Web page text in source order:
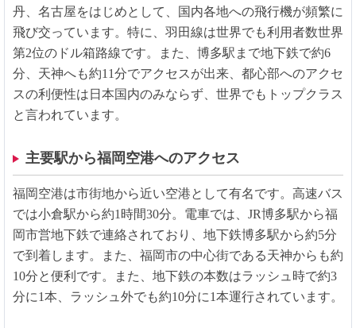
丹、名古屋をはじめとして、国内各地への飛行機が頻繁に
飛び交っています。特に、羽田線は世界でも利用者数世界
第2位のドル箱路線です。また、博多駅まで地下鉄で約6
分、天神へも約11分でアクセスが出来、都心部へのアクセ
スの利便性は日本国内のみならず、世界でもトップクラス
と言われています。
主要駅から福岡空港へのアクセス
福岡空港は市街地から近い空港として有名です。高速バス
では小倉駅から約1時間30分。電車では、JR博多駅から福
岡市営地下鉄で連絡されており、地下鉄博多駅から約5分
で到着します。また、福岡市の中心街である天神からも約
10分と便利です。また、地下鉄の本数はラッシュ時で約3
分に1本、ラッシュ外でも約10分に1本運行されています。